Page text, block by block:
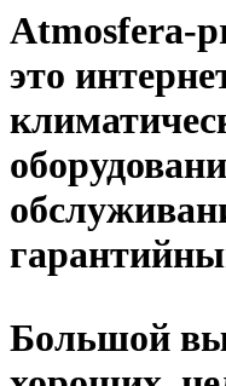
Atmosfera-
это
Большой